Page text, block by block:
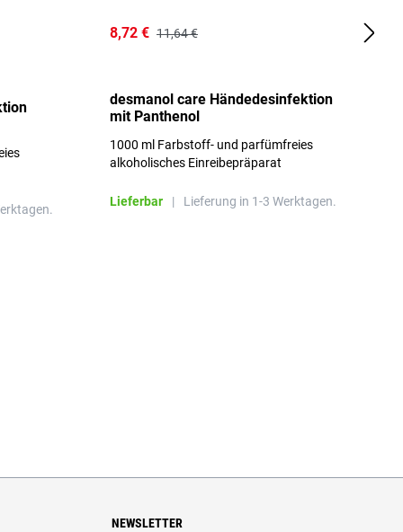
8,72 € 11,64 €
desmanol care Händedesinfektion
mit Panthenol
1000 ml Farbstoff- und parfümfreies
alkoholisches Einreibepräparat
Lieferbar
| Lieferung in 1-3 Werktagen.
NEWSLETTER